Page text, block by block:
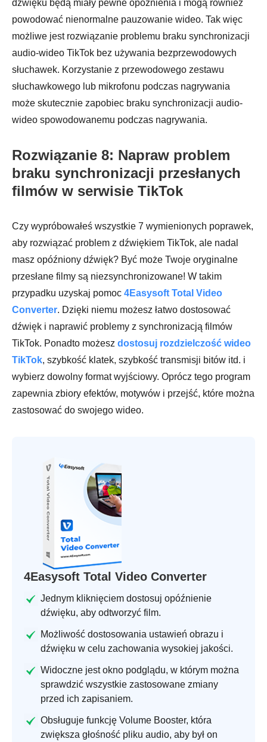
dźwięku będą miały pewne opóźnienia i mogą również
powodować nienormalne pauzowanie wideo. Tak więc
możliwe jest rozwiązanie problemu braku synchronizacji
audio-wideo TikTok bez używania bezprzewodowych
słuchawek. Korzystanie z przewodowego zestawu
słuchawkowego lub mikrofonu podczas nagrywania
może skutecznie zapobiec braku synchronizacji audio-
wideo spowodowanemu podczas nagrywania.
Rozwiązanie 8: Napraw problem
braku synchronizacji przesłanych
filmów w serwisie TikTok
Czy wypróbowałeś wszystkie 7 wymienionych poprawek,
aby rozwiązać problem z dźwiękiem TikTok, ale nadal
masz opóźniony dźwięk? Być może Twoje oryginalne
przesłane filmy są niezsynchronizowane! W takim
przypadku uzyskaj pomoc 4Easysoft Total Video
Converter. Dzięki niemu możesz łatwo dostosować
dźwięk i naprawić problemy z synchronizacją filmów
TikTok. Ponadto możesz dostosuj rozdzielczość wideo
TikTok, szybkość klatek, szybkość transmisji bitów itd. i
wybierz dowolny format wyjściowy. Oprócz tego program
zapewnia zbiory efektów, motywów i przejść, które można
zastosować do swojego wideo.
4Easysoft Total Video Converter
Jednym kliknięciem dostosuj opóźnienie
dźwięku, aby odtworzyć film.
Możliwość dostosowania ustawień obrazu i
dźwięku w celu zachowania wysokiej jakości.
Widoczne jest okno podglądu, w którym można
sprawdzić wszystkie zastosowane zmiany
przed ich zapisaniem.
Obsługuje funkcję Volume Booster, która
zwiększa głośność pliku audio, aby był on